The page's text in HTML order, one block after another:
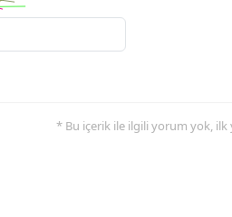
* Bu içerik ile ilgili yorum yok, ilk